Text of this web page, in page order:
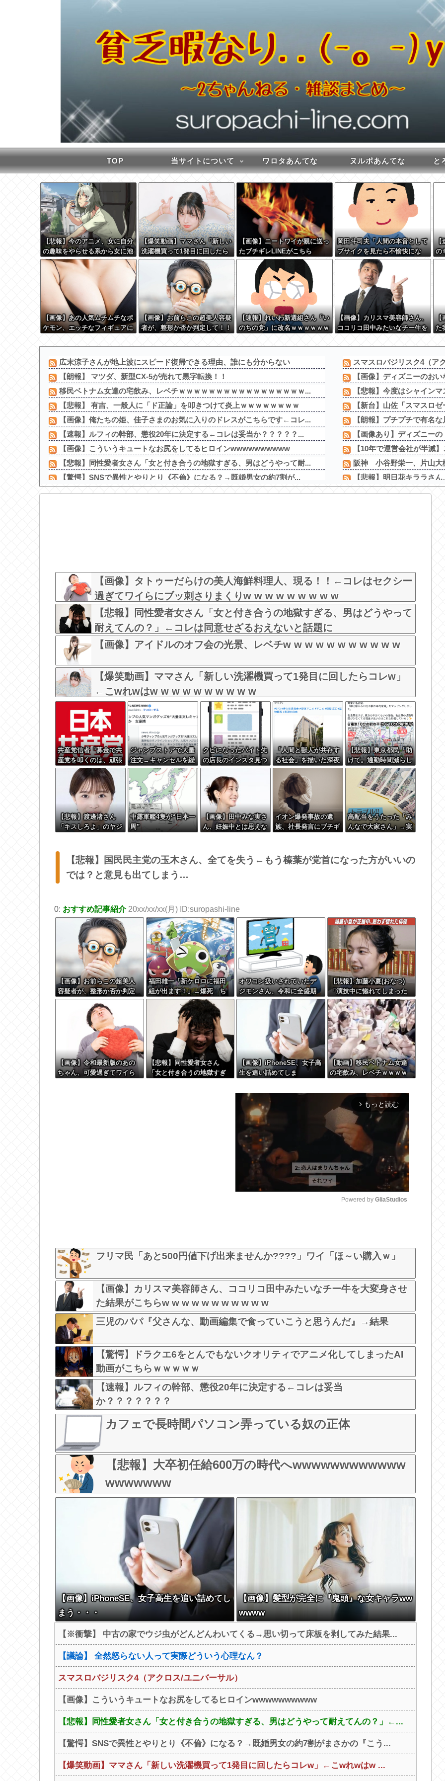
TOP 当サイトについて ワロタあんてな ヌルポあんてな と
【悲報】今のアニメ、女に自分
の趣味をやらせる系から女に池
沼役をやらせる系へ変化
【爆笑動画】ママさん「新しい
洗濯機買って1発目に回したら
コレw」←こwれwはw w w w
w w w w w w
【画像】ニートワイが親に送っ
たブチギレLINEがこちら
岡田斗司夫「人間の本音として
ブサイクを見たら不愉快にな
る。この責任をどうとるんだ」
【
の
ｗ
【画像】あの人気ムチムチなポ
ケモン、エッチなフィギュアに
【画像】お前らこの超美人容疑
者が、整形か否か判定して！！
w w w w
【速報】れいわ新選組さん「い
のちの党」に改名ｗｗｗｗｗｗ
【画像】カリスマ美容師さん、
ココリコ田中みたいなチー牛を
w w w w w w w w w
【
た
w
広末涼子さんが地上波にスピード復帰できる理由、誰にも分からない
【朗報】 マツダ、新型CX-5が売れて黒字転換！！
移民ベトナム女達の宅飲み、レベチｗｗｗｗｗｗｗｗｗｗｗｗｗｗｗｗｗ...
【悲報】 有吉、一般人に「ド正論」を叩きつけて炎上ｗｗｗｗｗｗｗｗ
【画像】俺たちの姫、佳子さまのお気に入りのドレスがこちらです←コレ...
【速報】ルフィの幹部、懲役20年に決定する←コレは妥当か？？？？？...
【画像】こういうキュートなお尻をしてるヒロインwwwwwwwwww
【悲報】同性愛者女さん「女と付き合うの地獄すぎる、男はどうやって耐...
【驚愕】SNSで異性とやりとり《不倫》になる？→既婚男女の約7割が...
【動画】 移民ベトナム女達の宅飲み、レベチｗｗｗｗｗｗｗｗｗｗｗｗ...
【悲報】吉岡里帆さん、アドリブで相手役俳優の手を取りお胸に押し当て...
スマスロバジリスク4（ア
【画像】ディズニーのお
【悲報】今度はシャイン
【新台】山佐「スマスロ
【朗報】プチプチで有名
【画像あり】ディズニー
【10年で運営会社が半減
阪神 小谷野栄一、片山大
【悲報】明日花キララさ
【食品消費税ゼロ】そん
【画像】タトゥーだらけの美人海鮮料理人、現る！！←コレはセクシー
過ぎてワイらにブッ刺さりまくりw w w w w w w w w
【悲報】同性愛者女さん「女と付き合うの地獄すぎる、男はどうやって
耐えてんの？」←コレは同意せざるおえないと話題に
【画像】アイドルのオフ会の光景、レベチw w w w w w w w w w w
【爆笑動画】ママさん「新しい洗濯機買って1発目に回したらコレw」
←こwれwはw w w w w w w w w w
共産党信者「募金で共
産党を叩くのは、頑張
る人を邪魔したいとい
う日本人らしい薄暗い
欲望のせい」
ジャンプストアで大量
注文→キャンセルを繰
り返した女を逮捕
「注文で欲求が満たさ
れた」総額43億円
クビになったバイト先
の店長のインスタ見つ
けた
「人間と獣人が共存す
る社会」を描いた深夜
アニメに喫煙、違法薬
物の連想シーンも…視
聴者批判でBPO議論
【悲報】東京都民「助
けて。通勤時間減らし
たいのに都心の近くが
最低10万払わないと住
めないの」
【悲報】渡邊渚さん
「キスしろよ」のヤジ
中露軍艦4隻が“日本一
周”
【画像】田中みな実さ
ん、妊娠中とは思えな
イオン爆発事故の遺
族、社長発言にブチギ
高配当をうたった「み
んなで大家さん」→実
【悲報】国民民主党の玉木さん、全てを失う←もう榛葉が党首になった方がいいの
では？と意見も出てしまう…
0: おすすめ記事紹介20xx/xx/xx(月) ID:suropashi-line
【画像】お前らこの超美人
容疑者が、整形か否か判定
して！！→画像がこちらw w
w w w w w w w w
福田雄一「新ケロロに福田
組が出ます！」→爆死 ち
いかわの監督「原作に忠実
に」→爆売れ
オワコン扱いされていたデ
ジモンさん、令和に全盛期
を超える利益を生み出して
【悲報】加藤小夏(おなつ)
「演技中に惚れてしまった
俳優がいる」
【画像】令和最新版のあの
ちゃん、可愛過ぎてワイら
【悲報】同性愛者女さん
「女と付き合うの地獄すぎ
【画像】iPhoneSE、女子高
生を追い詰めてしま
【動画】移民ベトナム女達
の宅飲み、レベチｗｗｗｗ
ｗｗｗｗｗｗｗｗ
Powered by GliaStudios
フリマ民「あと500円値下げ出来ませんか????」ワイ「ほ～い購入ｗ」
【画像】カリスマ美容師さん、ココリコ田中みたいなチー牛を大変身させ
た結果がこちらw w w w w w w w w w w
三児のパパ『父さんな、動画編集で食っていこうと思うんだ』→結果
【驚愕】ドラクエ6をとんでもないクオリティでアニメ化してしまったAI
動画がこちらｗｗｗｗｗ
【速報】ルフィの幹部、懲役20年に決定する←コレは妥当
か？？？？？？？
カフェで長時間パソコン弄っている奴の正体
【悲報】大卒初任給600万の時代へwwwwwwwwwwww
wwwwwww
【画像】iPhoneSE、女子高生を追い詰めてし
まう・・・
【画像】髪型が完全に『鬼頭』な女キャラww
wwww
【※衝撃】 中古の家でウジ虫がどんどんわいてくる→思い切って床板を剥してみた結果...
【議論】 全然怒らない人って実際どういう心理なん？
スマスロバジリスク4（アクロス/ユニバーサル）
【画像】こういうキュートなお尻をしてるヒロインwwwwwwwwww
【悲報】同性愛者女さん「女と付き合うの地獄すぎる、男はどうやって耐えてんの？」←...
【驚愕】SNSで異性とやりとり《不倫》になる？→既婚男女の約7割がまさかの『こう...
【爆笑動画】ママさん「新しい洗濯機買って1発目に回したらコレw」←こwれwはw ...